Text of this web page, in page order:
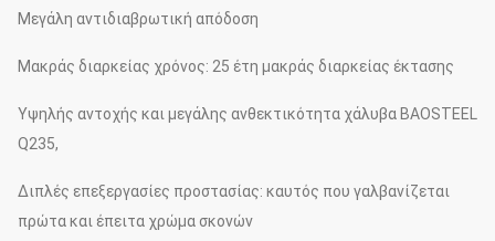
Μεγάλη αντιδιαβρωτική απόδοση
Μακράς διαρκείας χρόνος: 25 έτη μακράς διαρκείας έκτασης
Υψηλής αντοχής και μεγάλης ανθεκτικότητα χάλυβα BAOSTEEL
Q235,
Διπλές επεξεργασίες προστασίας: καυτός που γαλβανίζεται
πρώτα και έπειτα χρώμα σκονών